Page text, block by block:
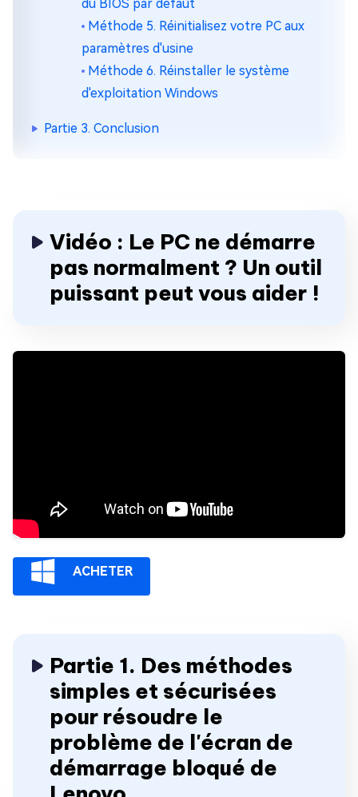
du BIOS par défaut
Méthode 5. Réinitialisez votre PC aux
paramètres d'usine
Méthode 6. Réinstaller le système
d'exploitation Windows
Partie 3. Conclusion
Vidéo : Le PC ne démarre
pas normalment ? Un outil
puissant peut vous aider !
ACHETER
Partie 1. Des méthodes
simples et sécurisées
pour résoudre le
problème de l'écran de
démarrage bloqué de